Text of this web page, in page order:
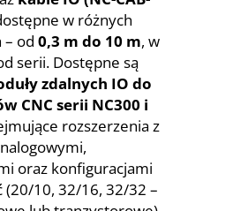
w różnych
– od 0,3 m do 10 m, w
serii. Dostępne są
zdalnych IO do
CNC serii NC300 i
rozszerzenia z
oraz konfiguracjami
(20/10, 32/16, 32/32 –